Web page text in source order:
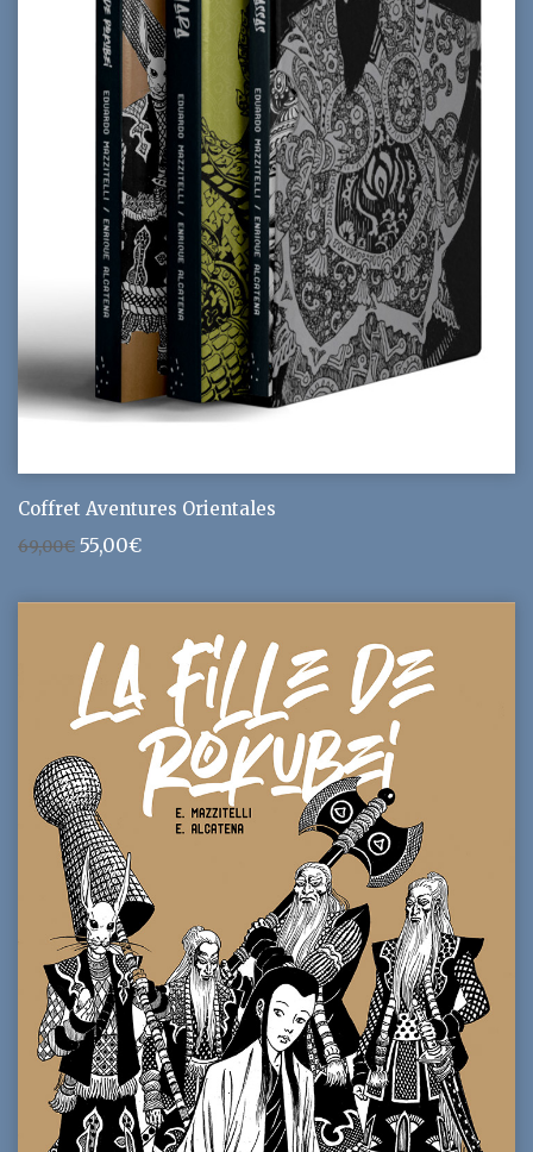
Coffret Aventures Orientales
69,00€ Le
prix
était :
55,00€Le
est :